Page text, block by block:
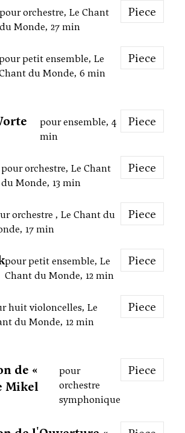
pour orchestre, Le Chant
du Monde, 27 min
Piece
petit ensemble, Le
du Monde, 6 min
Piece
pour ensemble, 4
min
Piece
pour orchestre, Le Chant
du Monde, 13 min
Piece
orchestre , Le Chant du
17 min
Piece
pour petit ensemble, Le
Chant du Monde, 12 min
Piece
huit violoncelles, Le
du Monde, 12 min
Piece
de «
Mikel
pour
orchestre
symphonique
Piece